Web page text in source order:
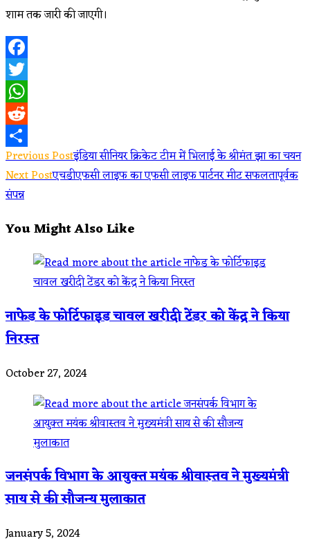
शाम तक जारी की जाएगी।
Facebook
Twitter
WhatsApp
Reddit
Share
Read
more
articles
Previous Postइंडिया सीनियर क्रिकेट टीम में भिलाई के श्रीमंत झा का चयन
Next Postएचडीएफसी लाइफ का एफसी लाइफ पार्टनर मीट सफलतापूर्वक
संपन्न
You Might Also Like
नाफेड के फोर्टिफाइड चावल खरीदी टेंडर को केंद्र ने किया
निरस्त
October 27, 2024
जनसंपर्क विभाग के आयुक्त मयंक श्रीवास्तव ने मुख्यमंत्री
साय से की सौजन्य मुलाकात
January 5, 2024